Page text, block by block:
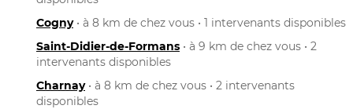
Cogny• à 8 km de chez vous • 1 intervenants disponibles
Saint-Didier-de-Formans • à 9 km de chez vous • 2
intervenants disponibles
Charnay• à 8 km de chez vous • 2 intervenants
disponibles